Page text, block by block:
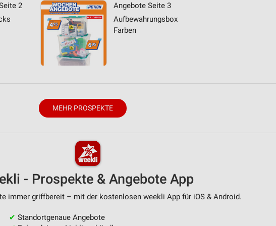
2
Angebote Seite 3
Aufbewahrungsbox
Farben
MEHR PROSPEKTE
- Prospekte & Angebote App
immer griffbereit – mit der kostenlosen weekli App für iOS & Android.
✔ Standortgenaue Angebote